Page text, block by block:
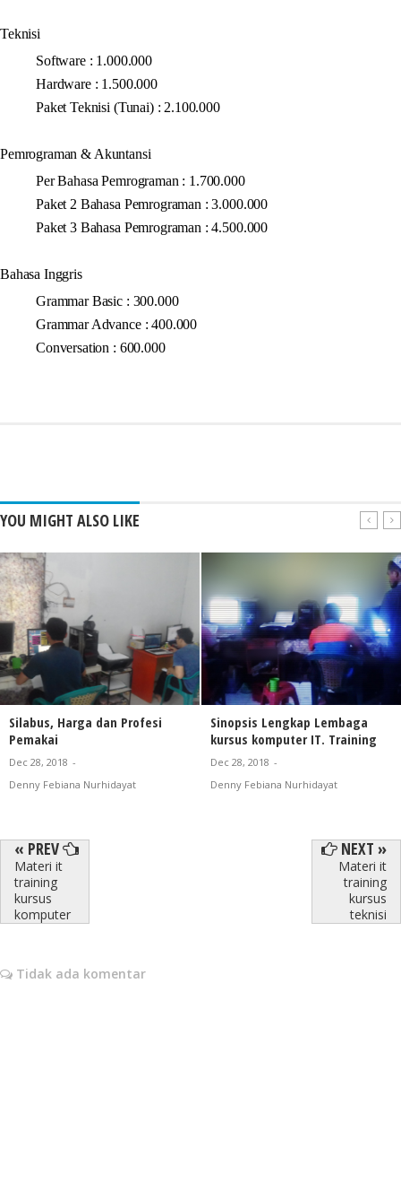
Teknisi
Software : 1.000.000
Hardware : 1.500.000
Paket Teknisi (Tunai) : 2.100.000
Pemrograman & Akuntansi
Per Bahasa Pemrograman : 1.700.000
Paket 2 Bahasa Pemrograman : 3.000.000
Paket 3 Bahasa Pemrograman : 4.500.000
Bahasa Inggris
Grammar Basic : 300.000
Grammar Advance : 400.000
Conversation : 600.000
YOU MIGHT ALSO LIKE
Silabus, Harga dan Profesi
Pemakai
Dec 28, 2018 -
Denny Febiana Nurhidayat
Sinopsis Lengkap Lembaga
kursus komputer IT. Training
Dec 28, 2018 -
Denny Febiana Nurhidayat
« PREV
Materi it
training
kursus
komputer
NEXT »
Materi it
training
kursus
teknisi
Tidak ada komentar